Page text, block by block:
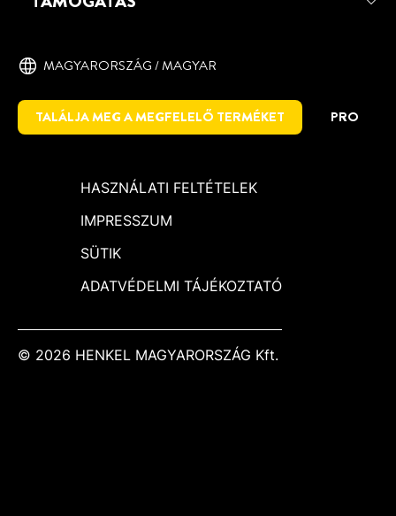
MAGYARORSZÁG / MAGYAR
TALÁLJA MEG A MEGFELELŐ TERMÉKET PRO
HASZNÁLATI FELTÉTELEK
IMPRESSZUM
SÜTIK
ADATVÉDELMI TÁJÉKOZTATÓ
© 2026 HENKEL MAGYARORSZÁG Kft.